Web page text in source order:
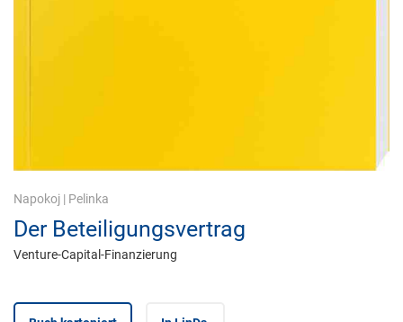
Napokoj | Pelinka
Der Beteiligungsvertrag
Venture-Capital-Finanzierung